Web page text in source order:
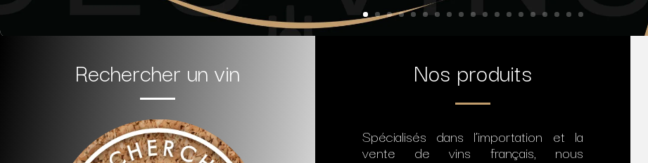
Rechercher un vin Nos produits
Spécialisés dans l’importation et la
vente de vins français, nous